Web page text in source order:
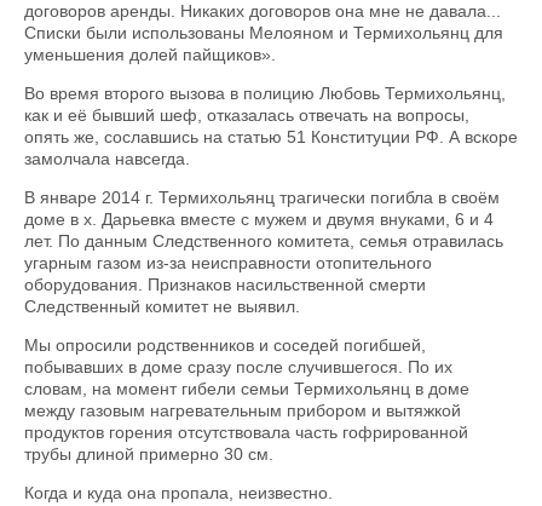
договоров аренды. Никаких договоров она мне не давала...
Списки были использованы Мелояном и Термихольянц для
уменьшения долей пайщиков».
Во время второго вызова в полицию Любовь Термихольянц,
как и её бывший шеф, отказалась отвечать на вопросы,
опять же, сославшись на статью 51 Конституции РФ. А вскоре
замолчала навсегда.
В январе 2014 г. Термихольянц трагически погибла в своём
доме в х. Дарьевка вместе с мужем и двумя внуками, 6 и 4
лет. По данным Следственного комитета, семья отравилась
угарным газом из-за неисправности отопительного
оборудования. Признаков насильственной смерти
Следственный комитет не выявил.
Мы опросили родственников и соседей погибшей,
побывавших в доме сразу после случившегося. По их
словам, на момент гибели семьи Термихольянц в доме
между газовым нагревательным прибором и вытяжкой
продуктов горения отсутствовала часть гофрированной
трубы длиной примерно 30 см.
Когда и куда она пропала, неизвестно.